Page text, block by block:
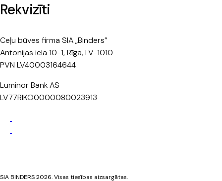
Rekvizīti
Ceļu būves firma SIA „Binders”
Antonijas iela 10-1, Rīga, LV-1010
PVN LV40003164644
Luminor Bank AS
LV77RIKO0000080023913
SIA BINDERS 2026. Visas tiesības aizsargātas.